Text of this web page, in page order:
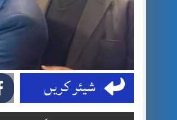
شیئر کریں